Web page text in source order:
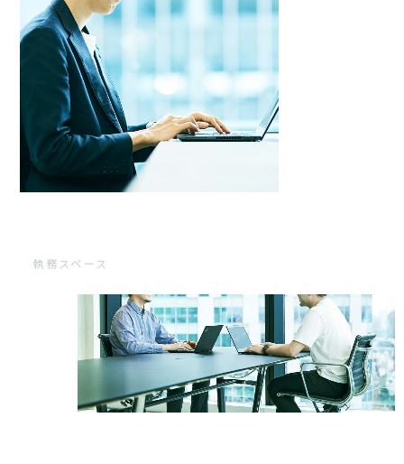
執務スペース